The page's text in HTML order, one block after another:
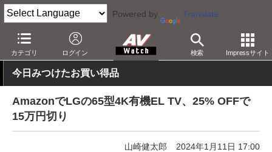
Powered by Translate
カテゴリ ログイン 検索 Impressサイト
AV Watch 動向 ショップ セール
今日みつけたお買い得品
AmazonでLGの65型4K有機EL TV、25% OFFで
15万円切り
山崎健太郎 2024年1月11日 17:00